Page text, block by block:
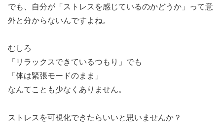
でも、自分が「ストレスを感じているのかどうか」って意
外と分からないんですよね。
むしろ
「リラックスできているつもり」でも
「体は緊張モードのまま」
なんてことも少なくありません。
ストレスを可視化できたらいいと思いませんか？